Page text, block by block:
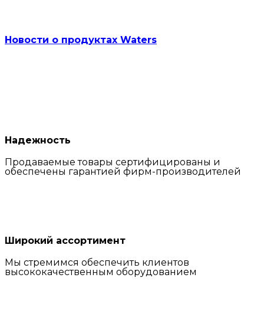
Новости о продуктах Waters
Надежность
Продаваемые товары сертифицированы и
обеспечены гарантией фирм-производителей
Широкий ассортимент
Мы стремимся обеспечить клиентов
высококачественным оборудованием